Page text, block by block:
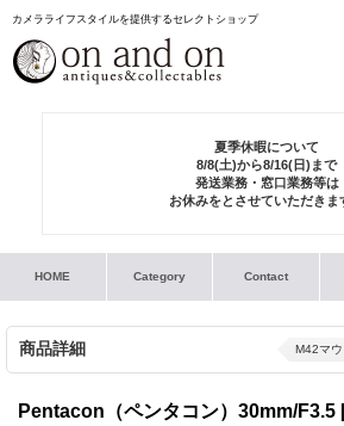
カメラライフスタイルを提供するセレクトショップ
夏季休暇について
8/8(土)から8/16(日)まで
発送業務・窓口業務等は
お休みをとさせていただきま
HOME Category Contact
商品詳細 M42マウ
Pentacon（ペンタコン）30mm/F3.5